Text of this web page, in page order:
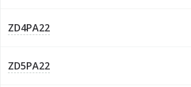
ZD4PA22
ZD5PA22